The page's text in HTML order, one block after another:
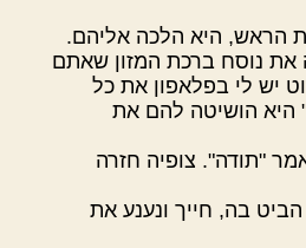
הראש, היא הלכה אליהם.
את נוסח ברכת המזון שאתם
יש לי בפלאפון את כל
היא הושיטה להם את
"תודה". צופיה חזרה
בה, חייך ונענע את